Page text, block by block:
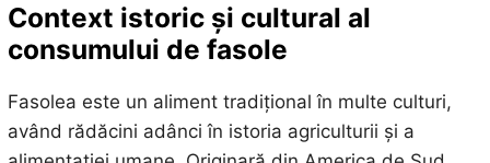
Context istoric și cultural al
consumului de fasole
Fasolea este un aliment tradițional în multe culturi,
având rădăcini adânci în istoria agriculturii și a